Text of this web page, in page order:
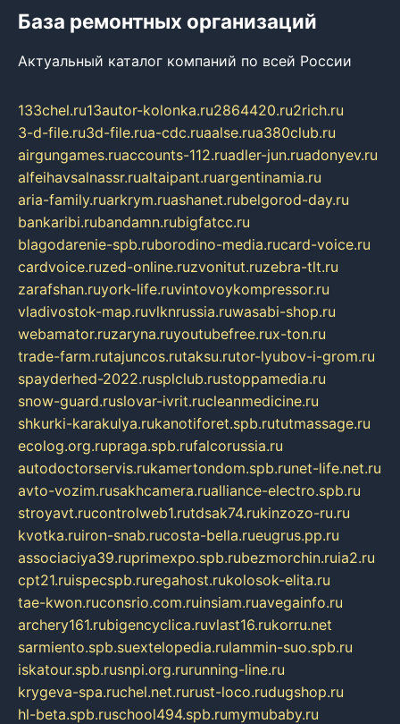
База ремонтных организаций
Актуальный каталог компаний по всей России
133chel.ru13autor-kolonka.ru2864420.ru2rich.ru
3-d-file.ru3d-file.rua-cdc.ruaalse.rua380club.ru
airgungames.ruaccounts-112.ruadler-jun.ruadonyev.ru
alfeihavsalnassr.rualtaipant.ruargentinamia.ru
aria-family.ruarkrym.ruashanet.rubelgorod-day.ru
bankaribi.rubandamn.rubigfatcc.ru
blagodarenie-spb.ruborodino-media.rucard-voice.ru
cardvoice.ruzed-online.ruzvonitut.ruzebra-tlt.ru
zarafshan.ruyork-life.ruvintovoykompressor.ru
vladivostok-map.ruvlknrussia.ruwasabi-shop.ru
webamator.ruzaryna.ruyoutubefree.rux-ton.ru
trade-farm.rutajuncos.rutaksu.rutor-lyubov-i-grom.ru
spayderhed-2022.rusplclub.rustoppamedia.ru
snow-guard.ruslovar-ivrit.rucleanmedicine.ru
shkurki-karakulya.rukanotiforet.spb.rututmassage.ru
ecolog.org.rupraga.spb.rufalcorussia.ru
autodoctorservis.rukamertondom.spb.runet-life.net.ru
avto-vozim.rusakhcamera.rualliance-electro.spb.ru
stroyavt.rucontrolweb1.rutdsak74.rukinzozo-ru.ru
kvotka.ruiron-snab.rucosta-bella.rueugrus.pp.ru
associaciya39.ruprimexpo.spb.rubezmorchin.ruia2.ru
cpt21.ruispecspb.ruregahost.rukolosok-elita.ru
tae-kwon.ruconsrio.com.ruinsiam.ruavegainfo.ru
archery161.rubigencyclica.ruvlast16.rukorru.net
sarmiento.spb.suextelopedia.rulammin-suo.spb.ru
iskatour.spb.rusnpi.org.rurunning-line.ru
krygeva-spa.ruchel.net.rurust-loco.rudugshop.ru
hl-beta.spb.ruschool494.spb.rumymubaby.ru